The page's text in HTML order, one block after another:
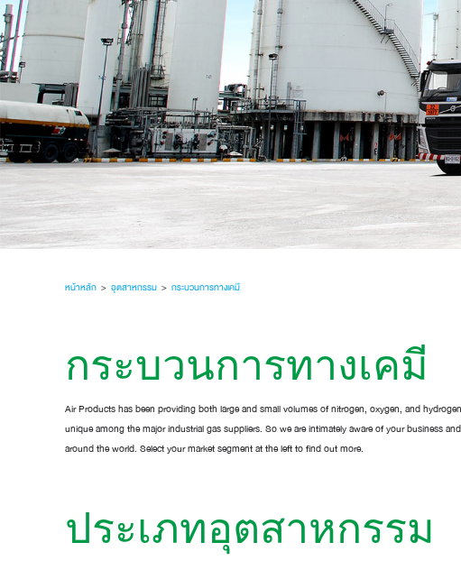
หน้าหลัก > อุตสาหกรรม > กระบวนการทางเคมี
กระบวนการทางเคมี
Air Products has been providing both large and small volumes of nitrogen, oxygen, and
unique among the major industrial gas suppliers. So we are intimately aware of your business
around the world. Select your market segment at the left to find out more.
ประเภทอุตสาหกรรม